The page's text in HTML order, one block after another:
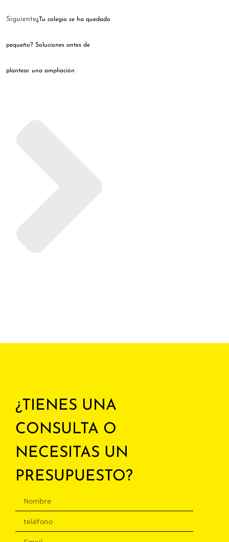
Siguiente¿Tu colegio se ha quedado
pequeño? Soluciones antes de
plantear una ampliación
¿TIENES UNA
CONSULTA O
NECESITAS UN
PRESUPUESTO?